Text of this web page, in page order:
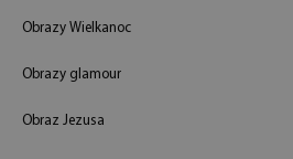
Obrazy Wielkanoc
Obrazy glamour
Obraz Jezusa